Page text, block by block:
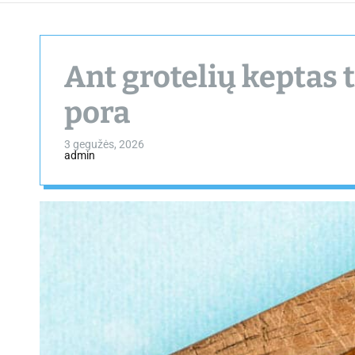
Ant grotelių keptas
pora
3 gegužės, 2026
admin